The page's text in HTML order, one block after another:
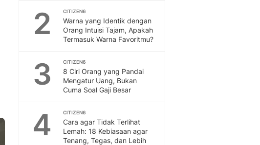
2 CITIZEN6
Warna yang Identik dengan
Orang Intuisi Tajam, Apakah
Termasuk Warna Favoritmu?
3 CITIZEN6
8 Ciri Orang yang Pandai
Mengatur Uang, Bukan
Cuma Soal Gaji Besar
4 CITIZEN6
Cara agar Tidak Terlihat
Lemah: 18 Kebiasaan agar
Tenang, Tegas, dan Lebih